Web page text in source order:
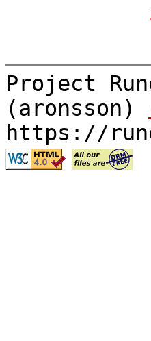
Project
(aronsson)
https://